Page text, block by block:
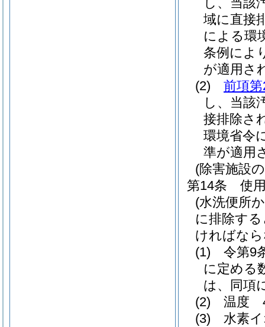
域に直接
による環
条例によ
が適用さ
(2)
前項
し、当該
接排除さ
環境省令
準が適用
(除害施設
第14条
使
(水洗便所
に排除す
ければな
(1)
令第9
に定める
は、同項
(2)
温度
(3)
水素